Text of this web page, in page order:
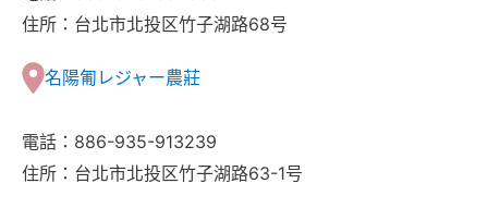
住所：台北市北投区竹子湖路68号
名陽匍レジャー農莊
電話：886-935-913239
住所：台北市北投区竹子湖路63-1号